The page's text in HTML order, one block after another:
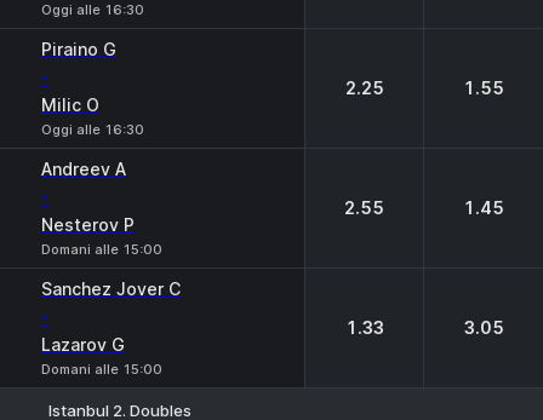
Oggi alle 16:30
Piraino G
-
Milic O
Oggi alle 16:30
2.25 1.55
Andreev A
-
Nesterov P
Domani alle 15:00
2.55 1.45
Sanchez Jover C
-
Lazarov G
Domani alle 15:00
1.33 3.05
Istanbul 2. Doubles